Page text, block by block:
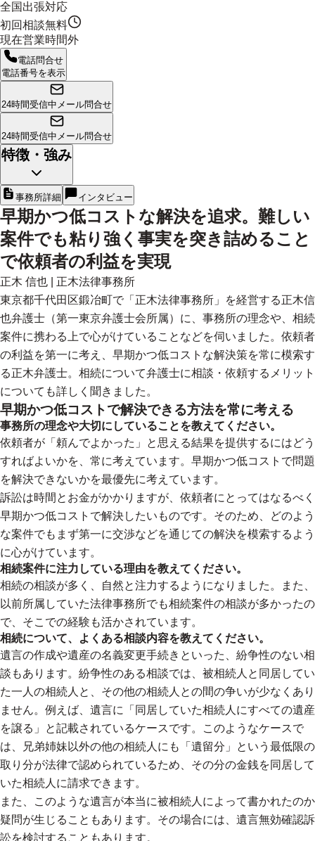
全国出張対応
初回相談無料
現在営業時間外
電話問合せ
電話番号を表示
24時間受信中 メール問合せ
24時間受信中 メール問合せ
特徴・強み
事務所詳細 インタビュー
早期かつ低コストな解決を追求。難しい
案件でも粘り強く事実を突き詰めること
で依頼者の利益を実現
正木 信也
正木法律事務所
東京都千代田区鍛冶町で「正木法律事務所」を経営する正木信
也弁護士（第一東京弁護士会所属）に、事務所の理念や、相続
案件に携わる上で心がけていることなどを伺いました。依頼者
の利益を第一に考え、早期かつ低コストな解決策を常に模索す
る正木弁護士。相続について弁護士に相談・依頼するメリット
についても詳しく聞きました。
早期かつ低コストで解決できる方法を常に考える
事務所の理念や大切にしていることを教えてください。
依頼者が「頼んでよかった」と思える結果を提供するにはどう
すればよいかを、常に考えています。早期かつ低コストで問題
を解決できないかを最優先に考えています。
訴訟は時間とお金がかかりますが、依頼者にとってはなるべく
早期かつ低コストで解決したいものです。そのため、どのよう
な案件でもまず第一に交渉などを通じての解決を模索するよう
に心がけています。
相続案件に注力している理由を教えてください。
相続の相談が多く、自然と注力するようになりました。また、
以前所属していた法律事務所でも相続案件の相談が多かったの
で、そこでの経験も活かされています。
相続について、よくある相談内容を教えてください。
遺言の作成や遺産の名義変更手続きといった、紛争性のない相
談もあります。紛争性のある相談では、被相続人と同居してい
た一人の相続人と、その他の相続人との間の争いが少なくあり
ません。例えば、遺言に「同居していた相続人にすべての遺産
を譲る」と記載されているケースです。このようなケースで
は、兄弟姉妹以外の他の相続人にも「遺留分」という最低限の
取り分が法律で認められているため、その分の金銭を同居して
いた相続人に請求できます。
また、このような遺言が本当に被相続人によって書かれたのか
疑問が生じることもあります。その場合には、遺言無効確認訴
訟を検討することもあります。